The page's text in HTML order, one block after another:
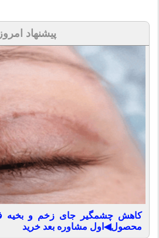
پیشنهاد امروز
محصول◀اول مشاوره بعد خرید